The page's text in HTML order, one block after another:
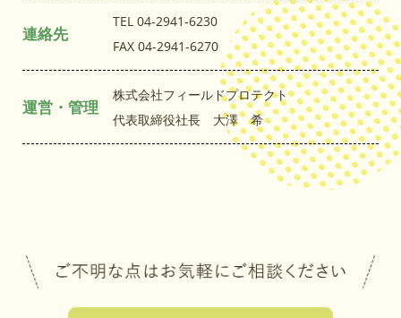
連絡先
TEL 04-2941-6230
FAX 04-2941-6270
運営・管理
株式会社フィールドプロテクト
代表取締役社長 大澤 希